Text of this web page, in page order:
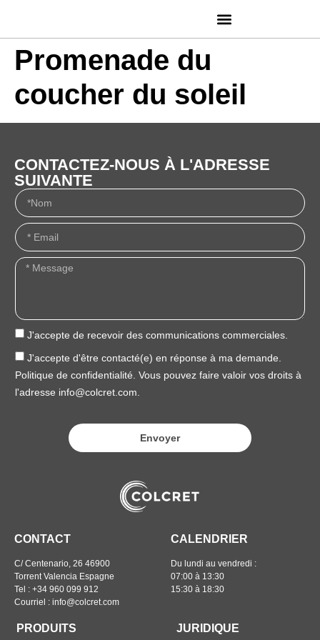
Promenade du
coucher du soleil
CONTACT
C/ Centenario, 26 46900
Torrent Valencia Espagne
Tel : +34 960 099 912
Courriel : info@colcret.com
CALENDRIER
Du lundi au vendredi :
07:00 à 13:30
15:30 à 18:30
PRODUITS JURIDIQUE
CONTACTEZ-NOUS À L'ADRESSE
SUIVANTE
J'accepte de recevoir des communications commerciales.
J'accepte d'être contacté(e) en réponse à ma demande.
Politique de confidentialité. Vous pouvez faire valoir vos droits à
l'adresse info@colcret.com.
Envoyer